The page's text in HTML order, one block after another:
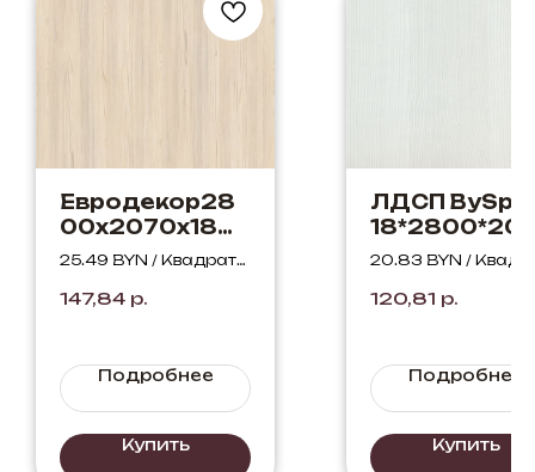
Евродекор28
00х2070х18
Флитвуд
ST22
25.49 BYN / Квадратн
147,84 р.
Подробнее
Купить
ЛДСП
Сосна
SWN (белая)
20.83 BYN /
120,81 р.
Подробнее
Купить